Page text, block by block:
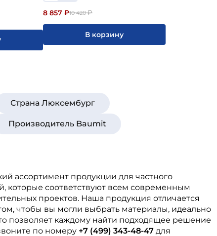
8 857 ₽10 420₽
В корзину
Страна Люксембург
Производитель Baumit
ассортимент продукции для частного
которые соответствуют всем современным
проектов. Наша продукция отличается
чтобы вы могли выбрать материалы, идеально
позволяет каждому найти подходящее решение
по номеру +7 (499) 343-48-47 для